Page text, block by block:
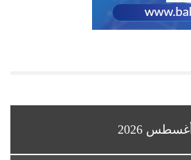
أغسطس 2026